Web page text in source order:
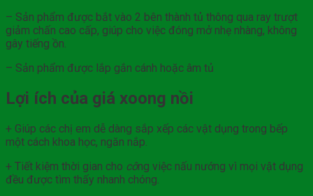
– Sản phẩm được bắt vào 2 bên thành tủ thông qua ray trượt
giảm chấn cao cấp, giúp cho việc đóng mở nhẹ nhàng, không
gây tiếng ồn.
– Sản phẩm được lắp gắn cánh hoặc âm tủ
Lợi ích của giá xoong nồi
+ Giúp các chị em dễ dàng sắp xếp các vật dụng trong bếp
một cách khoa học, ngăn nắp.
+ Tiết kiệm thời gian cho công việc nấu nướng vì mọi vật dụng
đều được tìm thấy nhanh chóng.